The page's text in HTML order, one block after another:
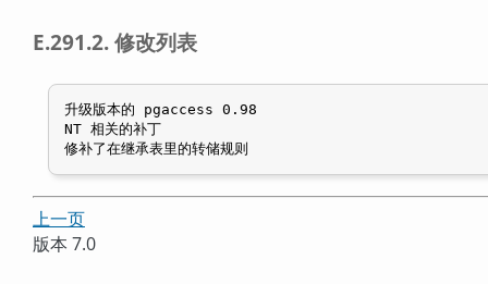
E.291.2. 修改列表
升级版本的 pgaccess 0.98
NT 相关的补丁
修补了在继承表里的转储规则
上一页
版本 7.0